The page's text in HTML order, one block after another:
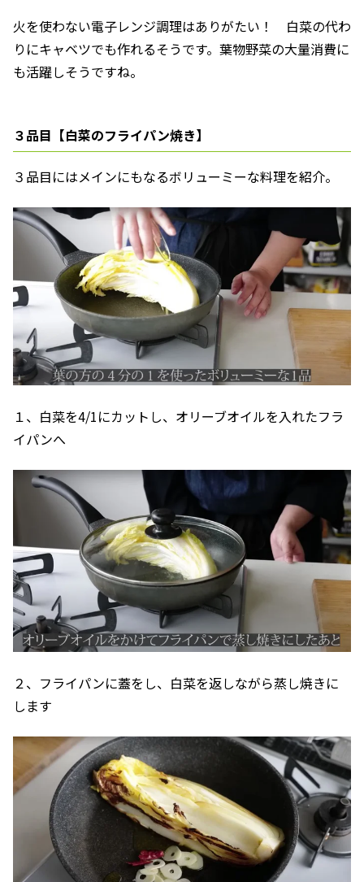
火を使わない電子レンジ調理はありがたい！ 白菜の代わ
りにキャベツでも作れるそうです。葉物野菜の大量消費に
も活躍しそうですね。
３品目【白菜のフライパン焼き】
３品目にはメインにもなるボリューミーな料理を紹介。
１、白菜を4/1にカットし、オリーブオイルを入れたフラ
イパンへ
２、フライパンに蓋をし、白菜を返しながら蒸し焼きに
します